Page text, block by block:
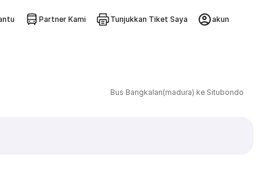
Partner Kami Tunjukkan Tiket Saya akun
Bus Bangkalan(madura) ke Situbondo